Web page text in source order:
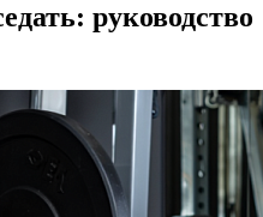
руководство